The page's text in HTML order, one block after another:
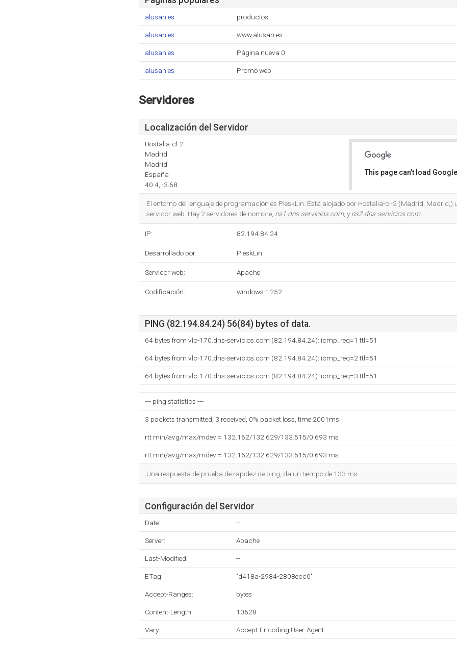
alusan.es productos
alusan.es www.alusan.es
alusan.es Página nueva 0
alusan.es Promo web
Servidores
Localización del Servidor
Hostalia-cl-2
Madrid
Madrid
España
40.4, -3.68
This page can't load
El entorno del lenguaje de programación es PleskLin. Está alojado por Hostalia-cl-2 (Madrid, Madrid,)
servidor web. Hay 2 servidores de nombre, ns1.dns-servicios.com, y ns2.dns-servicios.com.
IP: 82.194.84.24
Desarrollado por: PleskLin
Servidor web: Apache
Codificación: windows-1252
PING (82.194.84.24) 56(84) bytes of data.
64 bytes from vlc-170.dns-servicios.com (82.194.84.24): icmp_req=1 ttl=51
64 bytes from vlc-170.dns-servicios.com (82.194.84.24): icmp_req=2 ttl=51
64 bytes from vlc-170.dns-servicios.com (82.194.84.24): icmp_req=3 ttl=51
--- ping statistics ---
3 packets transmitted, 3 received, 0% packet loss, time 2001ms
rtt min/avg/max/mdev = 132.162/132.629/133.515/0.693 ms
rtt min/avg/max/mdev = 132.162/132.629/133.515/0.693 ms
Una respuesta de prueba de rapidez de ping, da un tiempo de 133 ms.
Configuración del Servidor
Date: --
Server: Apache
Last-Modified: --
ETag: "d418a-2984-2808ecc0"
Accept-Ranges: bytes
Content-Length: 10628
Vary: Accept-Encoding,User-Agent